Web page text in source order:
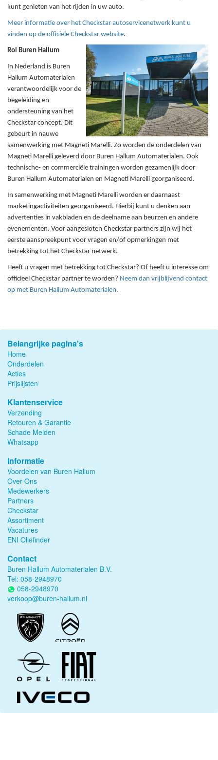
kunt genieten van het rijden in uw auto.
Meer informatie over het Checkstar autoservicenetwerk kunt u
vinden op de officiële Checkstar website.
Rol Buren Hallum
In Nederland is Buren
Hallum Automaterialen
verantwoordelijk voor de
begeleiding en
ondersteuning van het
Checkstar concept. Dit
gebeurt in nauwe
samenwerking met Magneti Marelli. Zo worden de onderdelen van
Magneti Marelli geleverd door Buren Hallum Automaterialen. Ook
technische- en commerciële trainingen worden gezamenlijk door
Buren Hallum Automaterialen en Magneti Marelli georganiseerd.
In samenwerking met Magneti Marelli worden er daarnaast
marketingactiviteiten georganiseerd. Hierbij kunt u denken aan
advertenties in vakbladen en de deelname aan beurzen en andere
evenementen. Voor aangesloten Checkstar partners zijn wij het
eerste aanspreekpunt voor vragen en/of opmerkingen met
betrekking tot het Checkstar netwerk.
Heeft u vragen met betrekking tot Checkstar? Of heeft u interesse om
officieel Checkstar partner te worden? Neem dan vrijblijvend contact
op met Buren Hallum Automaterialen.
Belangrijke pagina's
Home
Onderdelen
Acties
Prijslijsten
Klantenservice
Verzending
Retouren & Garantie
Schade Melden
Whatsapp
Informatie
Voordelen van Buren Hallum
Over Ons
Medewerkers
Partners
Checkstar
Assortiment
Vacatures
ENI Oliefinder
Contact
Buren Hallum Automaterialen B.V.
Tel: 058-2948970
058-2948970
verkoop@buren-hallum.nl